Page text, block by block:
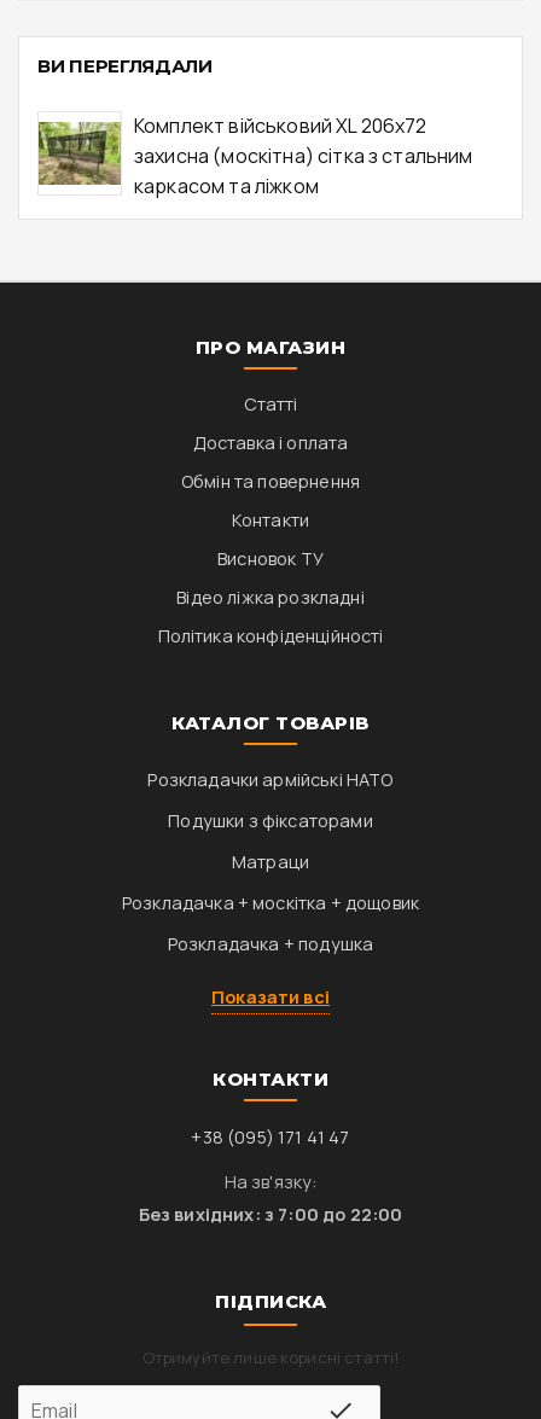
ВИ ПЕРЕГЛЯДАЛИ
Комплект військовий XL 206x72
захисна (москітна) сітка з стальним
каркасом та ліжком
ПРО МАГАЗИН
Статті
Доставка і оплата
Обмін та повернення
Контакти
Висновок ТУ
Відео ліжка розкладні
Політика конфіденційності
КАТАЛОГ ТОВАРІВ
Розкладачки армійські НАТО
Подушки з фіксаторами
Матраци
Розкладачка + москітка + дощовик
Розкладачка + подушка
Показати всі
КОНТАКТИ
+38 (095) 171 41 47
На зв'язку:
Без вихідних: з 7:00 до 22:00
ПІДПИСКА
Отримуйте лише корисні статті!